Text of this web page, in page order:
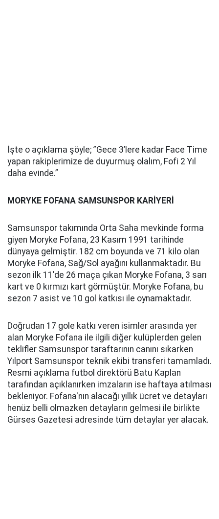
İşte o açıklama şöyle; ”Gece 3’lere kadar Face Time
yapan rakiplerimize de duyurmuş olalım, Fofi 2 Yıl
daha evinde.”
MORYKE FOFANA SAMSUNSPOR KARİYERİ
Samsunspor takımında Orta Saha mevkinde forma
giyen Moryke Fofana, 23 Kasım 1991 tarihinde
dünyaya gelmiştir. 182 cm boyunda ve 71 kilo olan
Moryke Fofana, Sağ/Sol ayağını kullanmaktadır. Bu
sezon ilk 11'de 26 maça çıkan Moryke Fofana, 3 sarı
kart ve 0 kırmızı kart görmüştür. Moryke Fofana, bu
sezon 7 asist ve 10 gol katkısı ile oynamaktadır.
Doğrudan 17 gole katkı veren isimler arasında yer
alan Moryke Fofana ile ilgili diğer kulüplerden gelen
teklifler Samsunspor taraftarının canını sıkarken
Yılport Samsunspor teknik ekibi transferi tamamladı.
Resmi açıklama futbol direktörü Batu Kaplan
tarafından açıklanırken imzaların ise haftaya atılması
bekleniyor. Fofana'nın alacağı yıllık ücret ve detayları
henüz belli olmazken detayların gelmesi ile birlikte
Gürses Gazetesi adresinde tüm detaylar yer alacak.